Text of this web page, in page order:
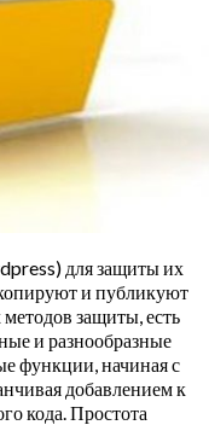
для защиты их
и публикуют
защиты, есть
и разнообразные
функции, начиная с
добавлением к
кода. Простота